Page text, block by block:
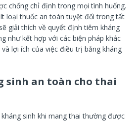
chống chỉ định trong mọi tình huống.
loại thuốc an toàn tuyệt đối trong tất
giải thích về quyết định tiêm kháng
như kết hợp với các biện pháp khác
lợi ích của việc điều trị bằng kháng
sinh an toàn cho thai
sinh khi mang thai thường được